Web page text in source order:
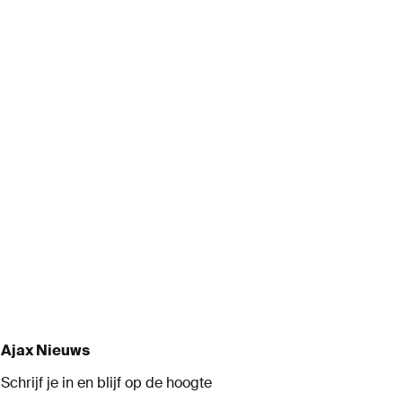
Ajax Nieuws
Schrijf je in en blijf op de hoogte